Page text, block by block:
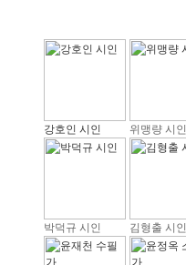
강호인 시인 위맹량 시인
박덕규 시인 김형출 시인